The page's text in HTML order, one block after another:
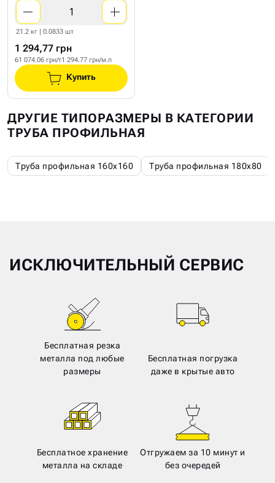
21.2 кг | 0.0833 шт
1 294,77 грн
61 074.06 грн/т1 294.77 грн/м.п
Купить
ДРУГИЕ ТИПОРАЗМЕРЫ В КАТЕГОРИИ
ТРУБА ПРОФИЛЬНАЯ
Труба профильная 160х160 Труба профильная 180х80
ИСКЛЮЧИТЕЛЬНЫЙ СЕРВИС
Бесплатная резка
металла под любые
размеры
Бесплатная погрузка
даже в крытые авто
Бесплатное хранение
металла на складе
Отгружаем за 10 минут и
без очередей